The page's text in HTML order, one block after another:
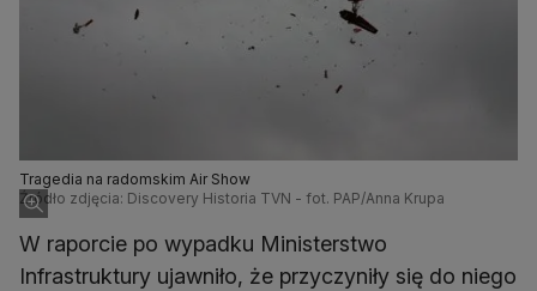
Tragedia na radomskim Air Show
Źródło zdjęcia: Discovery Historia TVN - fot. PAP/Anna Krupa
W raporcie po wypadku Ministerstwo
Infrastruktury ujawniło, że przyczyniły się do niego